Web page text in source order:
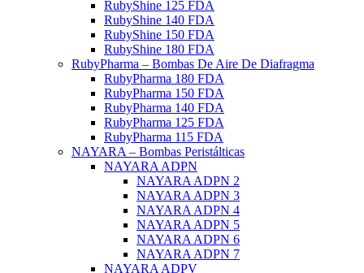
RubyShine 125 FDA
RubyShine 140 FDA
RubyShine 150 FDA
RubyShine 180 FDA
RubyPharma – Bombas De Aire De Diafragma
RubyPharma 180 FDA
RubyPharma 150 FDA
RubyPharma 140 FDA
RubyPharma 125 FDA
RubyPharma 115 FDA
NAYARA – Bombas Peristálticas
NAYARA ADPN
NAYARA ADPN 2
NAYARA ADPN 3
NAYARA ADPN 4
NAYARA ADPN 5
NAYARA ADPN 6
NAYARA ADPN 7
NAYARA ADPV